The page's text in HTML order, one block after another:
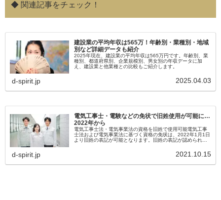
◆ 関連記事をチェック！
建設業の平均年収は565万！年齢別・業種別・地域
別など詳細データも紹介
2025年現在、建設業の平均年収は565万円です。年齢別、業
種別、都道府県別、企業規模別、男女別の年収データに加
え、建設業と他業種との比較もご紹介します。
d-spirit.jp 2025.04.03
電気工事士・電験などの免状で旧姓使用が可能に…
2022年から
電気工事士法・電気事業法の資格を旧姓で使用可能電気工事
士法および電気事業法に基づく資格の免状は、2022年1月1日
より旧姓の表記が可能となります。旧姓の表記が認められる
d-spirit.jp 2021.10.15